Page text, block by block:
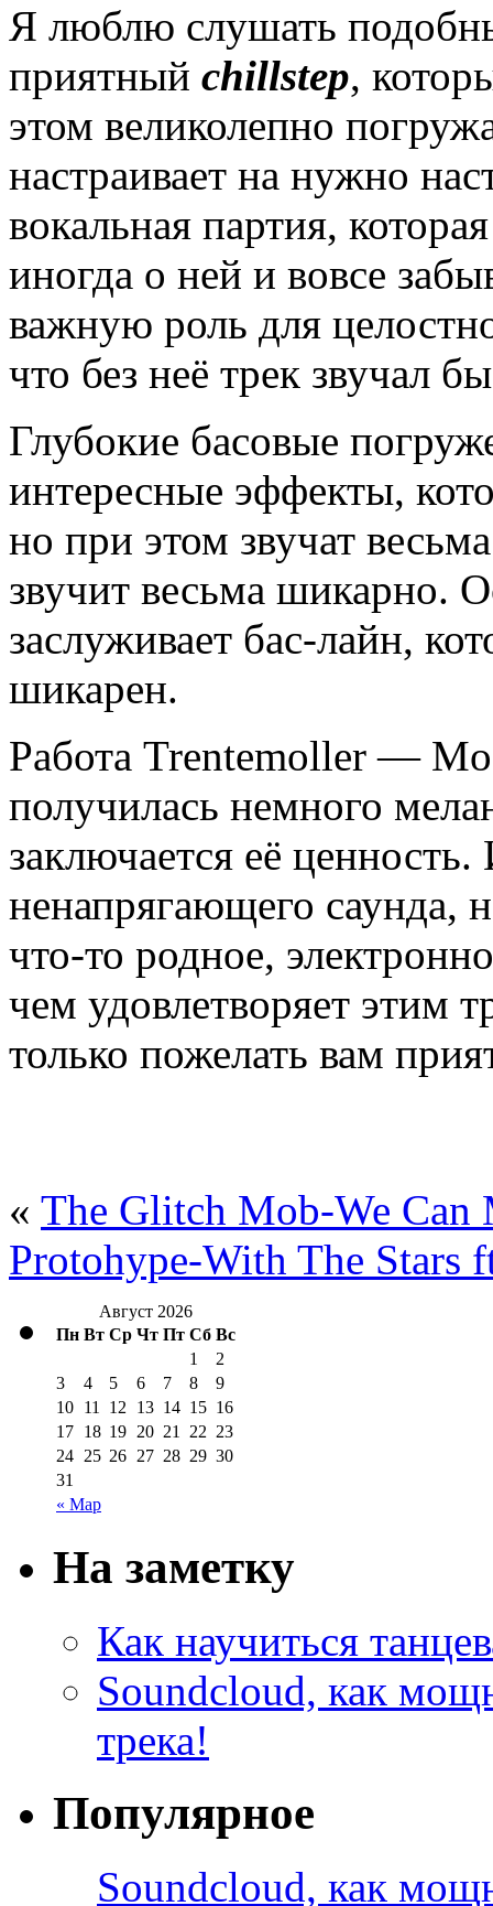
Я люблю слушать
приятный chillstep,
этом великолепно
настраивает на нужно
вокальная партия,
иногда о ней и вовсе
важную роль для
что без неё трек звучал
Глубокие басовые
интересные эффекты,
но при этом звучат
звучит весьма шикарно.
заслуживает бас-лайн,
шикарен.
Работа Trentemoller —
получилась немного
заключается её
ненапрягающего саунда,
что-то родное,
чем удовлетворяет этим
только пожелать вам
« The Glitch Mob-We Can
Protohype-With The Stars
Август 2026
Пн Вт Ср Чт Пт Сб Вс
« Мар
1
2
3
4 5 6 7 8
9
10 11 12 13 14 15 16
17 18 19 20 21 22 23
24 25 26 27 28 29 30
31
На заметку
Как научиться
Soundcloud, как
трека!
Популярное
Soundcloud, как